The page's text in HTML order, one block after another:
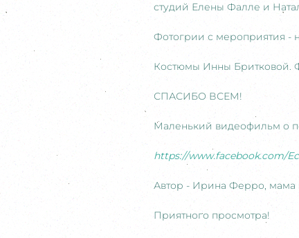
студий Елены Фалле и
Фотогрии с мероприятия -
Костюмы Инны Бритковой.
СПАСИБО ВСЕМ!
Маленький видеофильм о
https://www.facebook.com/
Автор - Ирина Ферро, мама
Приятного просмотра!